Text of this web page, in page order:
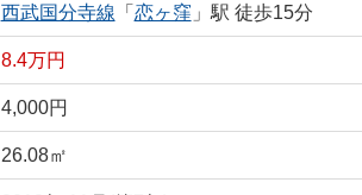
西武国分寺線 「 恋ヶ窪 」駅 徒歩15分
8.4万円
4,000円
26.08㎡